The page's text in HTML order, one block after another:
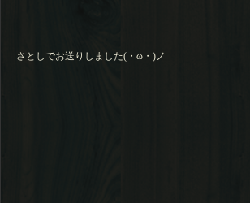
さとしでお送りしました(・ω・)ノ